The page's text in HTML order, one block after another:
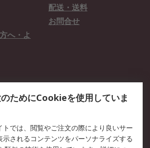
配送・送料
お問合せ
へ・よ
ためにCookieを使用していま
トでは、閲覧やご注文の際により良いサー
示されるコンテンツをパーソナライズする